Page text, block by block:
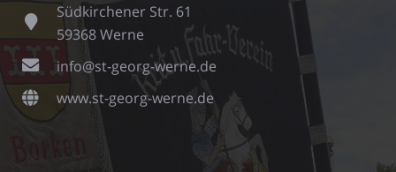
Südkirchener Str. 61
59368 Werne
info@st-georg-werne.de
www.st-georg-werne.de